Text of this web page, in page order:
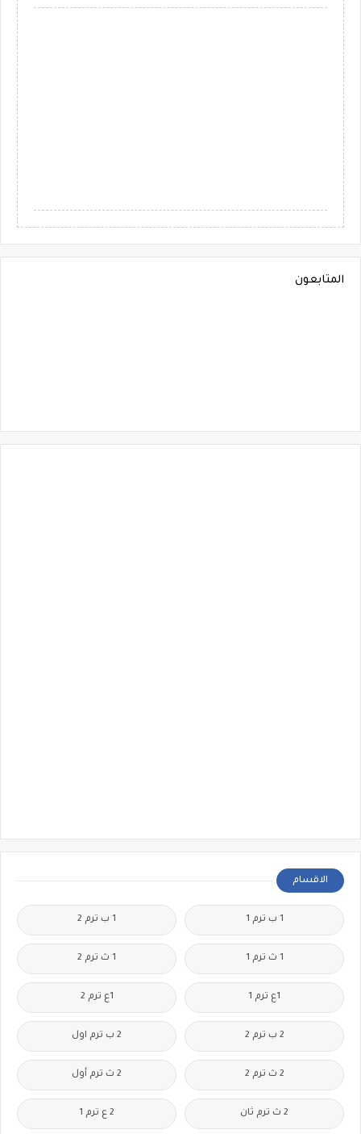
المتابعون
الاقسام
1 ب ترم 1 1 ب ترم 2
1 ث ترم 1 1 ث ترم 2
1ع ترم 1 1ع ترم 2
2 ب ترم 2 2 ب ترم اول
2 ث ترم 2 2 ث ترم أول
2 ث ترم ثان 2 ع ترم 1